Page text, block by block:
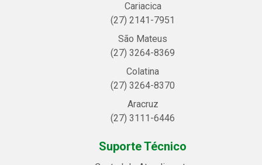
Cariacica
(27) 2141-7951
São Mateus
(27) 3264-8369
Colatina
(27) 3264-8370
Aracruz
(27) 3111-6446
Suporte Técnico